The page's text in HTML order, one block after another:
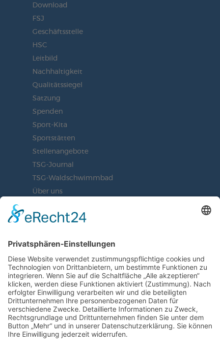
Download
FSJ
Geschäftsstelle
HSC
Leitbild
Nachhaltigkeit
Qualitätssiegel
Satzung
Spenden
Sport-Kita
Sportstätten
Stellenangebote
TSG-Journal
TSG-Waldschwimmbad
Über uns
BLEIBEN SIE AUF DEM
JETZT UNSEREN NEWSLETTER
ABONNIEREN
ZUR ANMELDUNG
SOCIAL MEDIA